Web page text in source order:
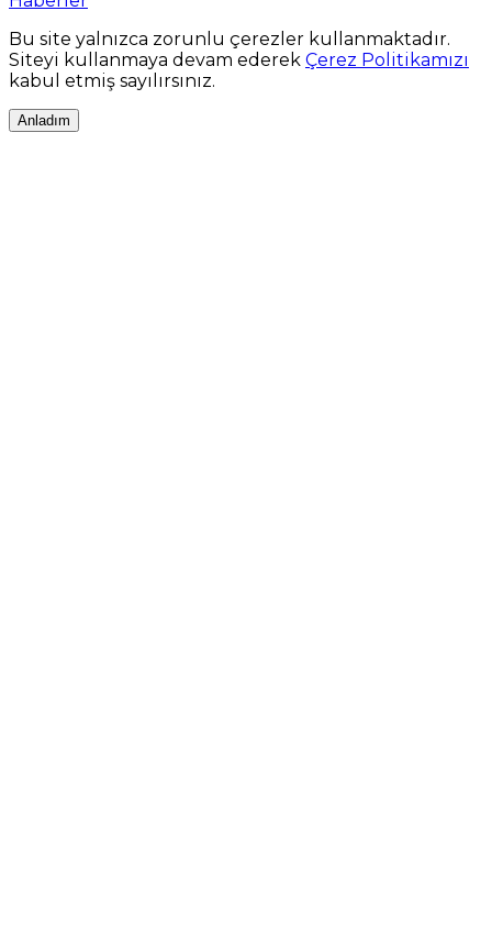
Bu site yalnızca zorunlu çerezler kullanmaktadır.
Siteyi kullanmaya devam ederek Çerez Politikamızı
kabul etmiş sayılırsınız.
Anladım